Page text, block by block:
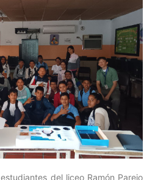
del liceo Ramón Parejo